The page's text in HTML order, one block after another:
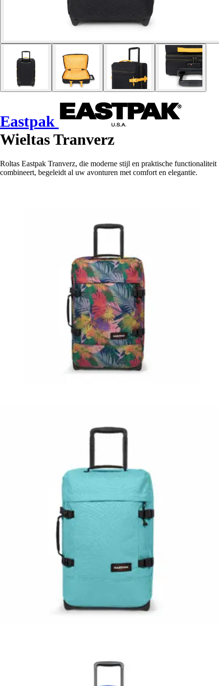
Eastpak
Wieltas Tranverz
Roltas Eastpak Tranverz, die moderne stijl en praktische functionaliteit
combineert, begeleidt al uw avonturen met comfort en elegantie.